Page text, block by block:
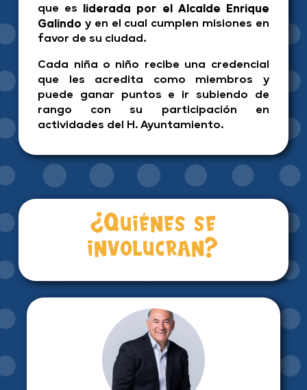
que es
liderada por el Alcalde Enrique
Galindoy en el cual cumplen misiones en
favor de su ciudad.
Cada niña o niño recibe una credencial
que les acredita como miembros y
puede ganar puntos e ir subiendo de
rango con su participación en
actividades del H. Ayuntamiento.
¿Quiénes se
involucran?